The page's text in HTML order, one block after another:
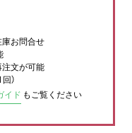
庫お問合せ
文が可能
）
イド もご覧ください